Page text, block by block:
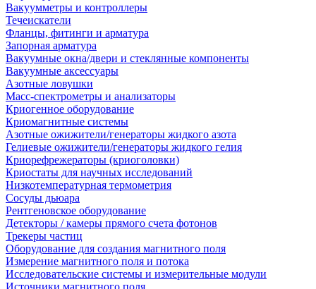
Вакуумметры и контроллеры
Течеискатели
Фланцы, фитинги и арматура
Запорная арматура
Вакуумные окна/двери и стеклянные компоненты
Вакуумные аксессуары
Азотные ловушки
Масс-спектрометры и анализаторы
Криогенное оборудование
Криомагнитные системы
Азотные ожижители/генераторы жидкого азота
Гелиевые ожижители/генераторы жидкого гелия
Криорефрежераторы (криоголовки)
Криостаты для научных исследований
Низкотемпературная термометрия
Сосуды дьюара
Рентгеновское оборудование
Детекторы / камеры прямого счета фотонов
Трекеры частиц
Оборудование для создания магнитного поля
Измерение магнитного поля и потока
Исследовательские системы и измерительные модули
Источники магнитного поля